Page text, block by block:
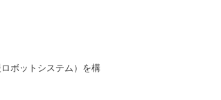
ボットシステム）を構